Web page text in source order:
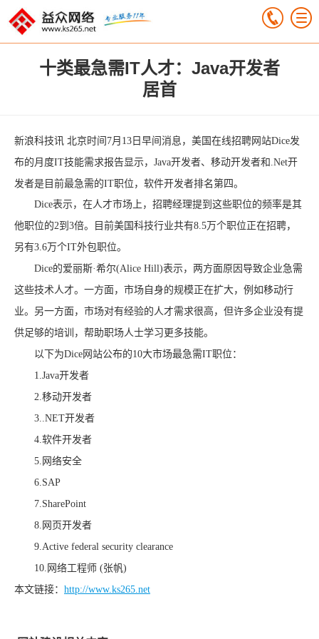
十类最急需IT人才：Java开发者
居首
新浪科技讯 北京时间7月13日早间消息，美国在线招聘网站Dice发
布的月度IT技能需求报告显示，Java开发者、移动开发者和.Net开
发者是目前最急需的IT职位，软件开发者排名第四。
Dice表示，在人才市场上，招聘经理提到这些职位的频率是其
他职位的2到3倍。目前美国科技行业共有8.5万个职位正在招聘，
另有3.6万个IT外包职位。
Dice的爱丽斯·希尔(Alice Hill)表示，两方面原因导致企业急需
这些技术人才。一方面，市场自身的规模正在扩大，例如移动行
业。另一方面，市场对有经验的人才需求很高，但许多企业没有提
供足够的培训，帮助职场人士学习更多技能。
以下为Dice网站公布的10大市场最急需IT职位：
1.Java开发者
2.移动开发者
3..NET开发者
4.软件开发者
5.网络安全
6.SAP
7.SharePoint
8.网页开发者
9.Active federal security clearance
10.网络工程师 (张帆)
本文链接： http://www.ks265.net